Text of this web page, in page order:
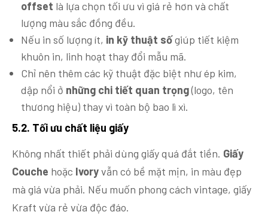
offset là lựa chọn tối ưu vì giá rẻ hơn và chất
lượng màu sắc đồng đều.
Nếu in số lượng ít, in kỹ thuật sốgiúp tiết kiệm
khuôn in, linh hoạt thay đổi mẫu mã.
Chỉ nên thêm các kỹ thuật đặc biệt như ép kim,
dập nổi ở những chi tiết quan trọng(logo, tên
thương hiệu) thay vì toàn bộ bao lì xì.
5.2. Tối ưu chất liệu giấy
Không nhất thiết phải dùng giấy quá đắt tiền. Giấy
Couche hoặc Ivoryvẫn có bề mặt mịn, in màu đẹp
mà giá vừa phải. Nếu muốn phong cách vintage, giấy
Kraft vừa rẻ vừa độc đáo.